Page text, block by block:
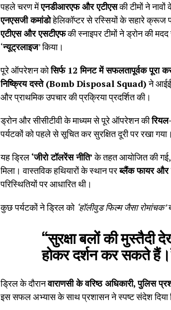
पहले चरण मेंएनडीआरएफ और एटीएसकी टीमों ने
एनएसजी कमांडोहेलिकॉप्टर से रस्सियों के सहारे क्रूज
एटीएस और एसटीएफकी स्नाइपर टीमों ने ड्रोन की
‘न्यूट्रलाइज’ किया।
पूरे ऑपरेशन कोसिर्फ 12 मिनट में सफलतापूर्वक पूरा
निष्क्रिय दस्ते (Bomb Disposal Squad)ने
और प्राथमिक उपचार की प्रक्रिया प्रदर्शित की।
ड्रोन और सीसीटीवी के माध्यम से पूरे ऑपरेशन की
पर्यटकों को पहले से सूचित कर सुरक्षित दूरी पर रखा गया।
यह ड्रिल ‘जीरो टॉलरेंस नीति’के तहत आयोजित की
मिला। वास्तविक हथियारों के स्थान परब्लैंक फायर और
परिस्थितियों पर आधारित थी।
कुछ पर्यटकों ने ड्रिल को ‘हॉलीवुड फिल्म जैसा रोमांचक’
“सुरक्षा बलों की
होकर दर्शन कर सकते
ड्रिल के दौरानवाराणसी के वरिष्ठ अधिकारी, पुलिस
इस सफल अभ्यास के साथ प्रशासन ने स्पष्ट संदेश दिया